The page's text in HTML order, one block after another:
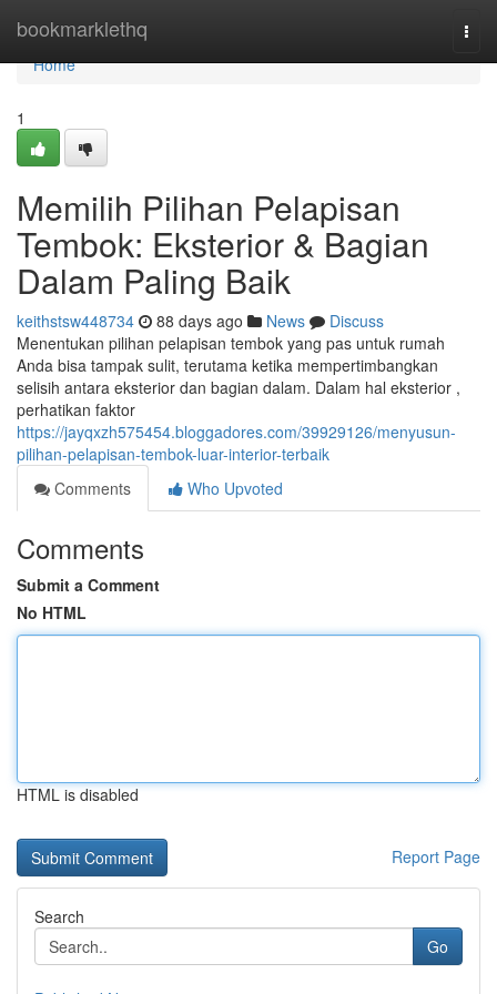
bookmarklethq
Home
Home
1
Memilih Pilihan Pelapisan
Tembok: Eksterior & Bagian
Dalam Paling Baik
keithstsw448734 88 days ago News
Discuss
Menentukan pilihan pelapisan tembok yang pas untuk rumah
Anda bisa tampak sulit, terutama ketika mempertimbangkan
selisih antara eksterior dan bagian dalam. Dalam hal eksterior ,
perhatikan faktor
https://jayqxzh575454.bloggadores.com/39929126/menyusun-
pilihan-pelapisan-tembok-luar-interior-terbaik
Comments
Who Upvoted
Comments
Submit a Comment
No HTML
HTML is disabled
Report Page
Search
Go